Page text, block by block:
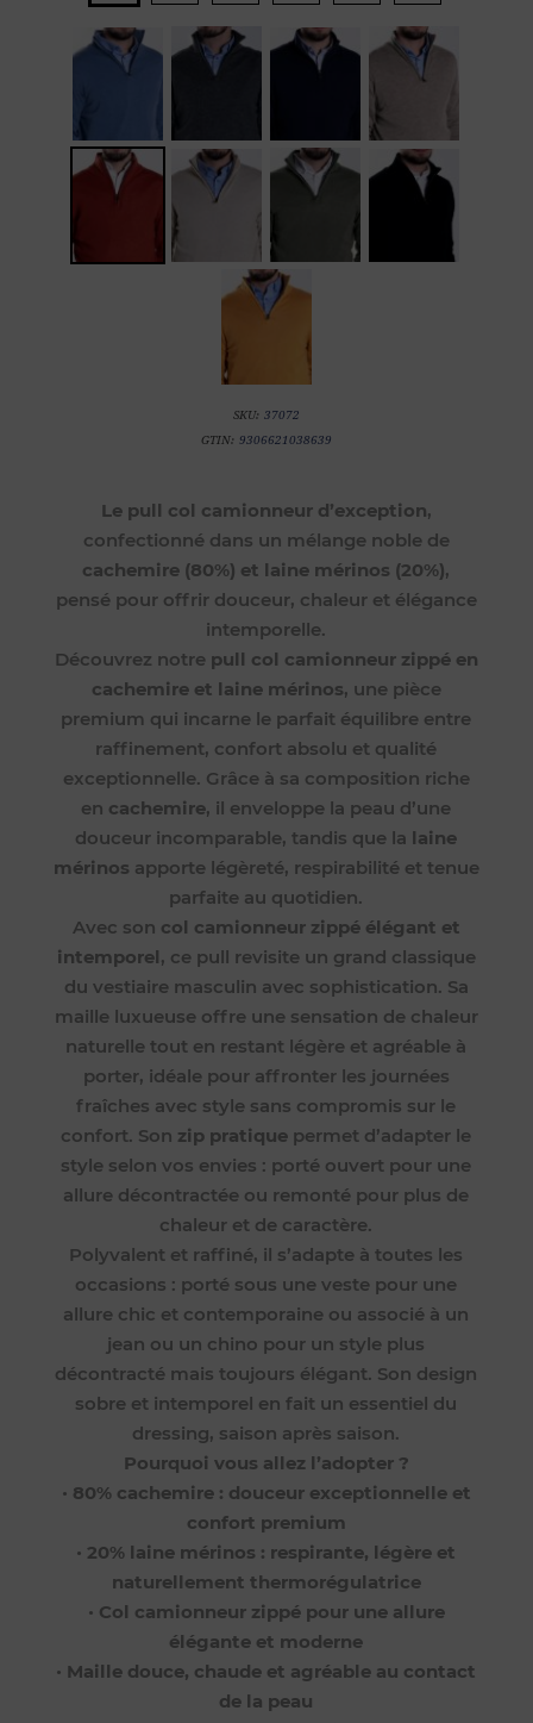
SKU: 37072
GTIN: 9306621038639
Le pull col camionneur d’exception,
confectionné dans un mélange noble de
cachemire (80%) et laine mérinos (20%),
pensé pour offrir douceur, chaleur et élégance
intemporelle.
Découvrez notre pull col camionneur zippé en
cachemire et laine mérinos, une pièce
premium qui incarne le parfait équilibre entre
raffinement, confort absolu et qualité
exceptionnelle. Grâce à sa composition riche
en cachemire, il enveloppe la peau d’une
douceur incomparable, tandis que la laine
mérinos apporte légèreté, respirabilité et tenue
parfaite au quotidien.
Avec son col camionneur zippé élégant et
intemporel, ce pull revisite un grand classique
du vestiaire masculin avec sophistication. Sa
maille luxueuse offre une sensation de chaleur
naturelle tout en restant légère et agréable à
porter, idéale pour affronter les journées
fraîches avec style sans compromis sur le
confort. Son zip pratique permet d’adapter le
style selon vos envies : porté ouvert pour une
allure décontractée ou remonté pour plus de
chaleur et de caractère.
Polyvalent et raffiné, il s’adapte à toutes les
occasions : porté sous une veste pour une
allure chic et contemporaine ou associé à un
jean ou un chino pour un style plus
décontracté mais toujours élégant. Son design
sobre et intemporel en fait un essentiel du
dressing, saison après saison.
Pourquoi vous allez l’adopter ?
• 80% cachemire : douceur exceptionnelle et
confort premium
• 20% laine mérinos : respirante, légère et
naturellement thermorégulatrice
• Col camionneur zippé pour une allure
élégante et moderne
• Maille douce, chaude et agréable au contact
de la peau